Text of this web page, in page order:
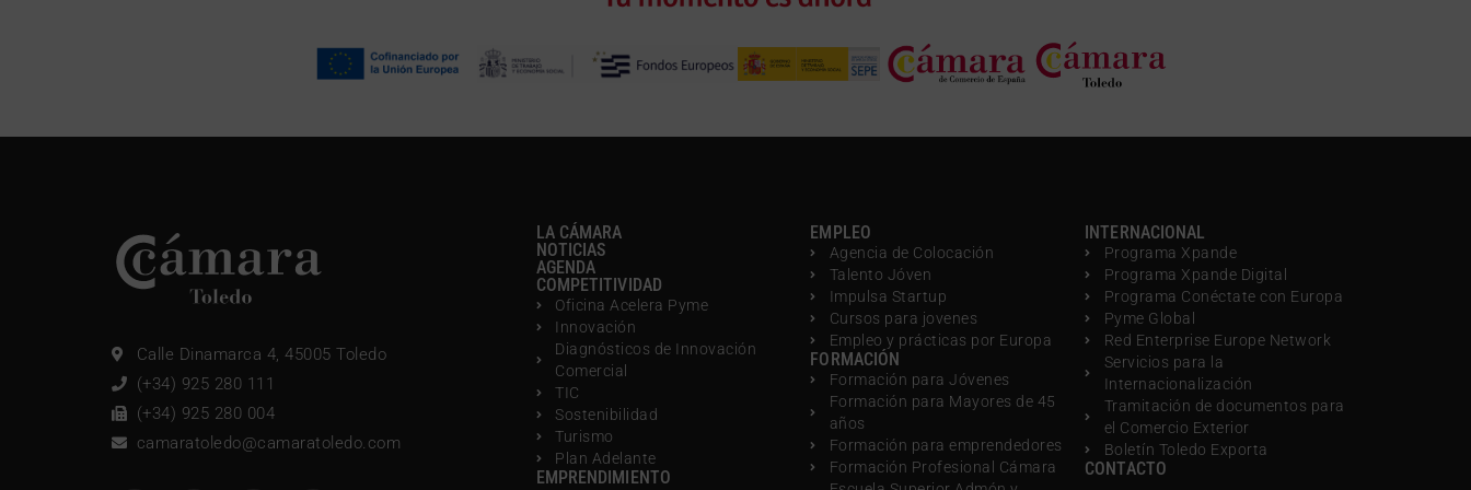
Calle Dinamarca 4, 45005 Toledo
(+34) 925 280 111
(+34) 925 280 004
camaratoledo@camaratoledo.com
LA CÁMARA
NOTICIAS
AGENDA
COMPETITIVIDAD
Oficina Acelera Pyme
Innovación
Diagnósticos de Innovación
Comercial
TIC
Sostenibilidad
Turismo
Plan Adelante
EMPRENDIMIENTO
EMPLEO
Agencia de Colocación
Talento Jóven
Impulsa Startup
Cursos para jovenes
Empleo y prácticas por Europa
FORMACIÓN
Formación para Jóvenes
Formación para Mayores de 45
años
Formación para emprendedores
Formación Profesional Cámara
INTERNACIONAL
Programa Xpande
Programa Xpande Digital
Programa Conéctate con Europa
Pyme Global
Red Enterprise Europe Network
Servicios para la
Internacionalización
Tramitación de documentos para
el Comercio Exterior
Boletín Toledo Exporta
CONTACTO